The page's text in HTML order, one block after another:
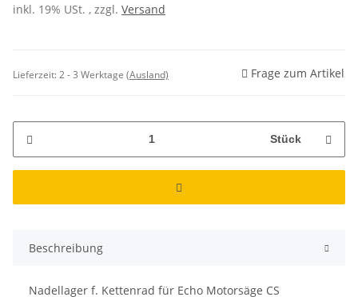
inkl. 19% USt. , zzgl. Versand
Lieferzeit:2 - 3 Werktage (Ausland) Frage zum Artikel
Stück
Beschreibung
Nadellager f. Kettenrad für Echo Motorsäge CS